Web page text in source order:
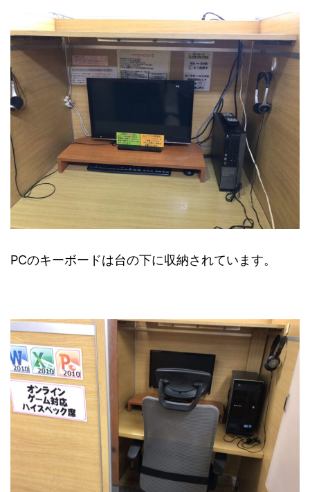
PCのキーボードは台の下に収納されています。